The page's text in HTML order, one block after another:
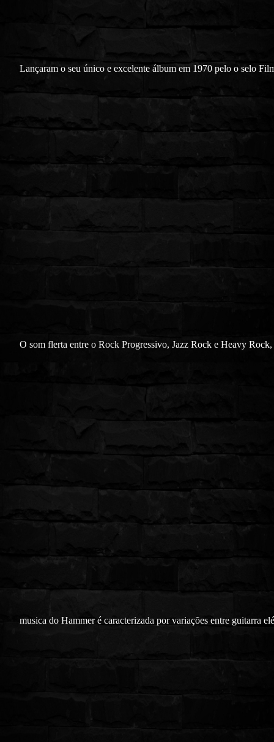
Lançaram o seu único e excelente álbum em 1970 pelo o selo
O som flerta entre o Rock Progressivo, Jazz Rock e Heavy Rock,
musica do Hammer é caracterizada por variações entre guitarra